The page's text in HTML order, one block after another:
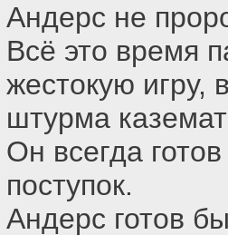
Андерс не
Всё это время
жестокую игру,
штурма
Он всегда
поступок.
Андерс готов